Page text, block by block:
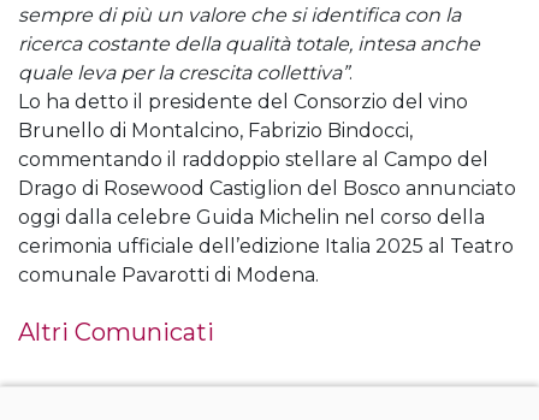
sempre di più un valore che si identifica con la
ricerca costante della qualità totale, intesa anche
quale leva per la crescita collettiva”.
Lo ha detto il presidente del Consorzio del vino
Brunello di Montalcino, Fabrizio Bindocci,
commentando il raddoppio stellare al Campo del
Drago di Rosewood Castiglion del Bosco annunciato
oggi dalla celebre Guida Michelin nel corso della
cerimonia ufficiale dell’edizione Italia 2025 al Teatro
comunale Pavarotti di Modena.
Altri Comunicati